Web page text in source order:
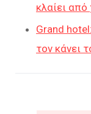
κλαίει από
Grand
τον κάνει